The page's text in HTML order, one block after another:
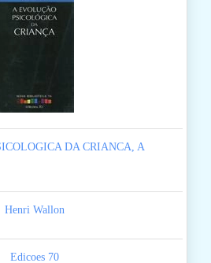
DA CRIANCA, A
Henri Wallon
Edicoes 70